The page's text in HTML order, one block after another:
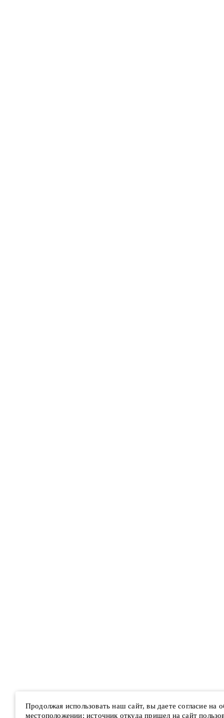
Продолжая использовать наш сайт, вы даете согласие на
местоположении; источник откуда пришел на сайт